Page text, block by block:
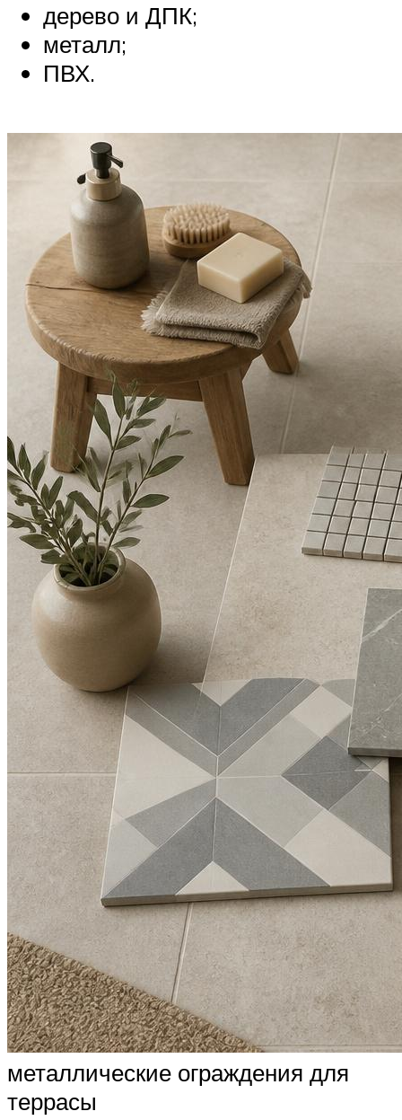
дерево и ДПК;
металл;
ПВХ.
металлические ограждения для
террасы